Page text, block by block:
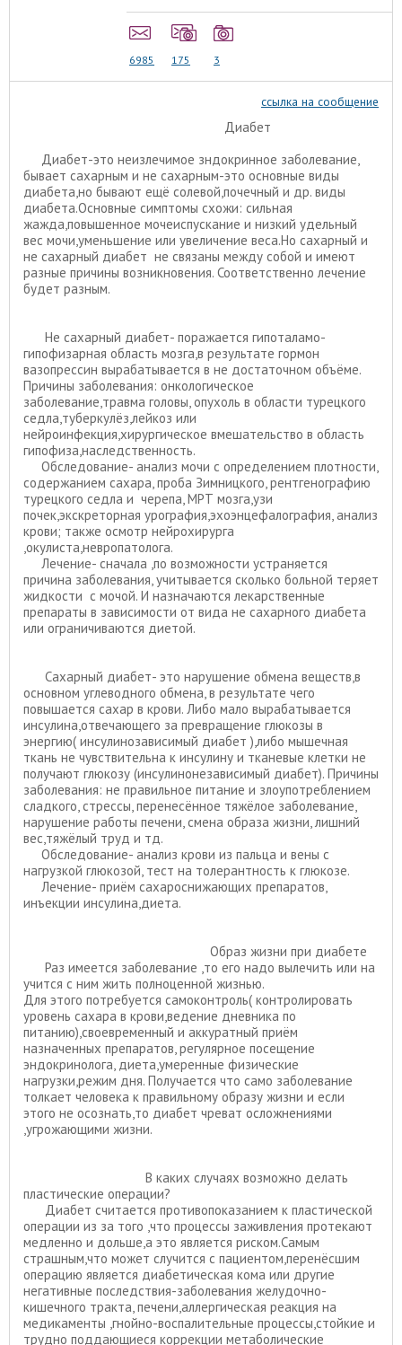
6985 175 3
ссылка на сообщение
Диабет
Диабет-это неизлечимое зндокринное заболевание,
бывает сахарным и не сахарным-это основные виды
диабета,но бывают ещё солевой,почечный и др. виды
диабета.Основные симптомы схожи: сильная
жажда,повышенное мочеиспускание и низкий удельный
вес мочи,уменьшение или увеличение веса.Но сахарный и
не сахарный диабет не связаны между собой и имеют
разные причины возникновения. Соответственно лечение
будет разным.
Не сахарный диабет- поражается гипоталамо-
гипофизарная область мозга,в результате гормон
вазопрессин вырабатывается в не достаточном объёме.
Причины заболевания: онкологическое
заболевание,травма головы, опухоль в области турецкого
седла,туберкулёз,лейкоз или
нейроинфекция,хирургическое вмешательство в область
гипофиза,наследственность.
Обследование- анализ мочи с определением плотности,
содержанием сахара, проба Зимницкого, рентгенографию
турецкого седла и черепа, МРТ мозга,узи
почек,экскреторная урография,эхоэнцефалография, анализ
крови; также осмотр нейрохирурга
,окулиста,невропатолога.
Лечение- сначала ,по возможности устраняется
причина заболевания, учитывается сколько больной теряет
жидкости с мочой. И назначаются лекарственные
препараты в зависимости от вида не сахарного диабета
или ограничиваются диетой.
Сахарный диабет- это нарушение обмена веществ,в
основном углеводного обмена, в результате чего
повышается сахар в крови. Либо мало вырабатывается
инсулина,отвечающего за превращение глюкозы в
энергию( инсулинозависимый диабет ),либо мышечная
ткань не чувствительна к инсулину и тканевые клетки не
получают глюкозу (инсулинонезависимый диабет). Причины
заболевания: не правильное питание и злоупотреблением
сладкого, стрессы, перенесённое тяжёлое заболевание,
нарушение работы печени, смена образа жизни, лишний
вес,тяжёлый труд и тд.
Обследование- анализ крови из пальца и вены с
нагрузкой глюкозой, тест на толерантность к глюкозе.
Лечение- приём сахароснижающих препаратов,
инъекции инсулина,диета.
Образ жизни при диабете
Раз имеется заболевание ,то его надо вылечить или на
учится с ним жить полноценной жизнью.
Для этого потребуется самоконтроль( контролировать
уровень сахара в крови,ведение дневника по
питанию),своевременный и аккуратный приём
назначенных препаратов, регулярное посещение
эндокринолога, диета,умеренные физические
нагрузки,режим дня. Получается что само заболевание
толкает человека к правильному образу жизни и если
этого не осознать,то диабет чреват осложнениями
,угрожающими жизни.
В каких случаях возможно делать
пластические операции?
Диабет считается противопоказанием к пластической
операции из за того ,что процессы заживления протекают
медленно и дольше,а это является риском.Самым
страшным,что может случится с пациентом,перенёсшим
операцию является диабетическая кома или другие
негативные последствия-заболевания желудочно-
кишечного тракта, печени,аллергическая реакция на
медикаменты ,гнойно-воспалительные процессы,стойкие и
трудно поддающиеся коррекции метаболические